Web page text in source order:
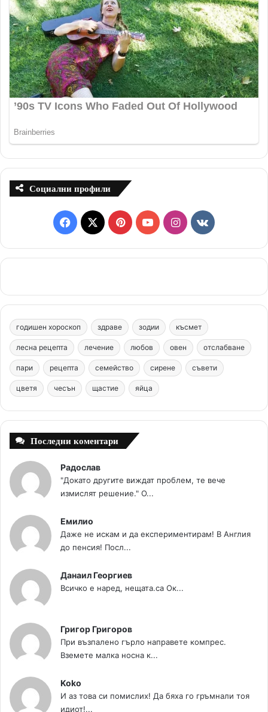
Социални профили
F
a
e
b
o
o
k
X
P
i
t
e
r
e
s
t
Y
o
T
u
b
e
I
n
t
a
g
r
m
v
k
c
m
годишен хороскоп здраве зодии късмет
лесна рецепта лечение любов овен отслабване
пари рецепта семейство сирене съвети
цветя чесън щастие яйца
Последни коментари
Радослав
"Докато другите виждат проблем, те вече
измислят решение." О...
Емилио
Даже не искам и да експериментирам! В Англия
до пенсия! Посл...
Данаил Георгиев
Всичко е наред, нещата.са Ок...
Григор Григоров
При възпалено гърло направете компрес.
Вземете малка носна к...
Koko
И аз това си помислих! Да бяха го гръмнали тоя
идиот!...